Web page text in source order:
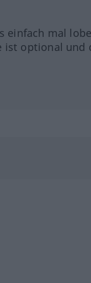
einfach mal
ist optional und